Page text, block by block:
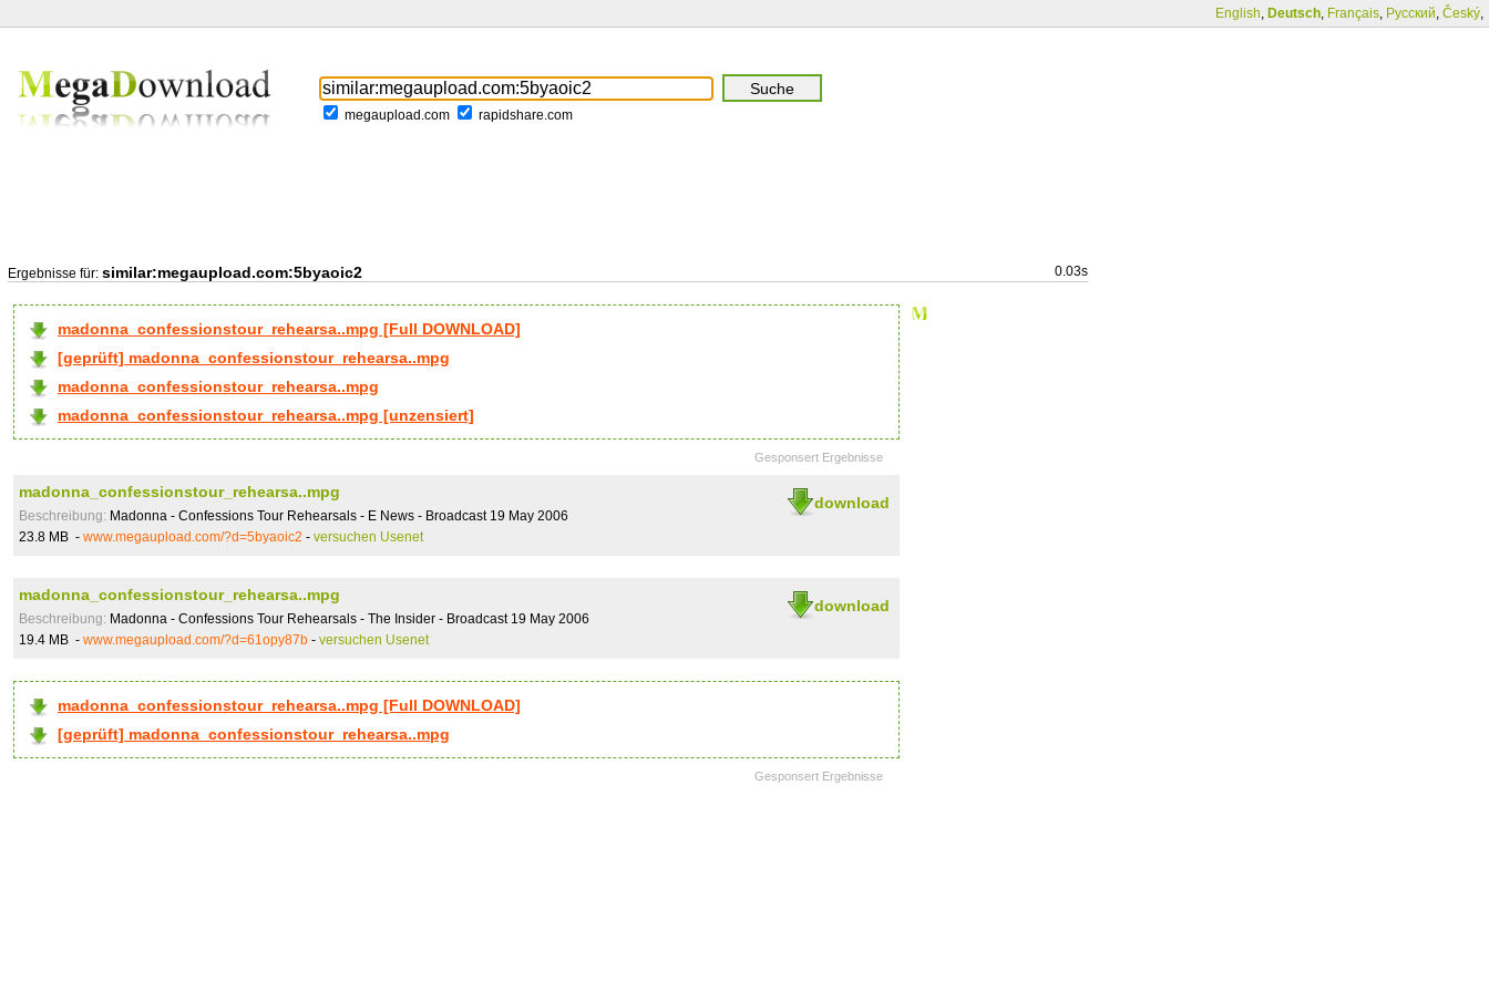
English, Deutsch, Français, Русский, Český,
megaupload.com rapidshare.com
Ergebnisse für: similar:megaupload.com:5byaoic2 0.03s
madonna_confessionstour_rehearsa..mpg [Full DOWNLOAD]
[geprüft] madonna_confessionstour_rehearsa..mpg
madonna_confessionstour_rehearsa..mpg
madonna_confessionstour_rehearsa..mpg [unzensiert]
Gesponsert Ergebnisse
download
madonna_confessionstour_rehearsa..mpg
Beschreibung: Madonna - Confessions Tour Rehearsals - E News - Broadcast 19 May 2006
23.8 MB - www.megaupload.com/?d=5byaoic2 - versuchen Usenet
download
madonna_confessionstour_rehearsa..mpg
Beschreibung: Madonna - Confessions Tour Rehearsals - The Insider - Broadcast 19 May 2006
19.4 MB - www.megaupload.com/?d=61opy87b - versuchen Usenet
madonna_confessionstour_rehearsa..mpg [Full DOWNLOAD]
[geprüft] madonna_confessionstour_rehearsa..mpg
Gesponsert Ergebnisse